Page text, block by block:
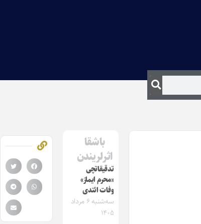
باشقا
اثرلریندن
تدقیقاتچی
«محرم ایماز»
وفات ائتدی
سه‌شنبه ۶ مرداد
۱۴۰۵